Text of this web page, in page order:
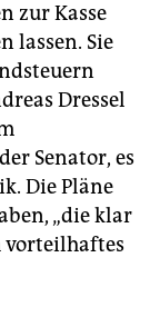
zur Kasse
lassen. Sie
Dressel
Senator, es
Die Pläne
„die klar
vorteilhaftes